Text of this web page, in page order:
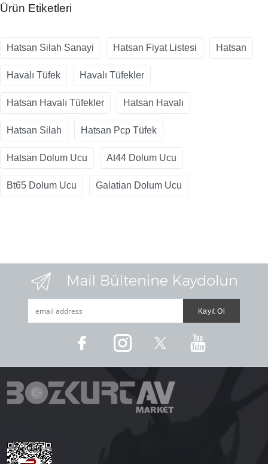
Ürün Etiketleri
Hatsan Silah Sanayi Hatsan Fiyat Listesi Hatsan
Havalı Tüfek Havalı Tüfekler
Hatsan Havalı Tüfekler Hatsan Havalı
Hatsan Silah Hatsan Pcp Tüfek
Hatsan Dolum Ucu At44 Dolum Ucu
Bt65 Dolum Ucu Galatian Dolum Ucu